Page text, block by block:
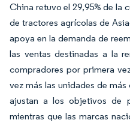
China retuvo el 29,95% de la
de tractores agrícolas de
apoya en la demanda de
las ventas destinadas a la
compradores por primera
vez más las unidades de
ajustan a los objetivos de
mientras que las marcas